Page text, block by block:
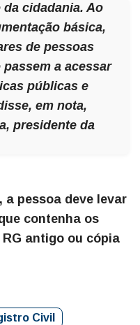
cidadania. Ao
básica,
de pessoas
a acessar
públicas e
em nota,
presidente da
pessoa deve levar
contenha os
antigo ou cópia
Civil